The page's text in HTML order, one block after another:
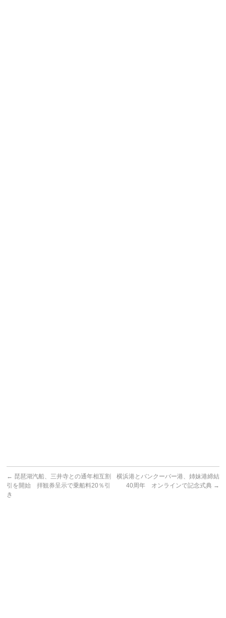
← 琵琶湖汽船、三井寺との通年相互割
引を開始 拝観券呈示で乗船料20％引
き
横浜港とバンクーバー港、姉妹港締結
40周年 オンラインで記念式典 →